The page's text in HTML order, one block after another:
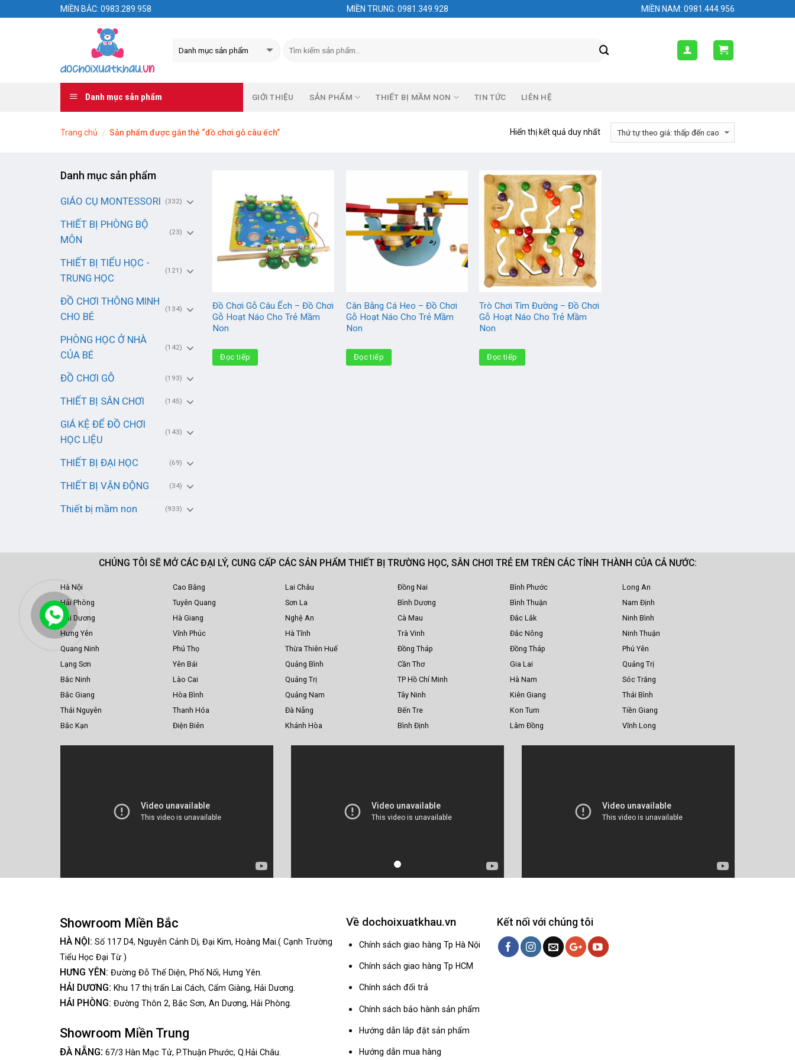
MIỀN BẮC: 0983.289.958 MIỀN TRUNG: 0981.349.928 MIỀN NAM: 0981.444.956
Danh mục sản phẩm GIỚI THIỆU SẢN PHẨM THIẾT BỊ MẦM NON TIN TỨC LIÊN HỆ
Trang chủ / Sản phẩm được gắn thẻ “đồ chơi gỗ câu ếch” Hiển thị kết quả duy nhất
Danh mục sản phẩm
GIÁO CỤ MONTESSORI (332)
THIẾT BỊ PHÒNG BỘ
MÔN
(23)
THIẾT BỊ TIỂU HỌC -
TRUNG HỌC
(121)
ĐỒ CHƠI THÔNG MINH
CHO BÉ
(134)
PHÒNG HỌC Ở NHÀ
CỦA BÉ
(142)
ĐỒ CHƠI GỖ (193)
THIẾT BỊ SÂN CHƠI (145)
GIÁ KỆ ĐỂ ĐỒ CHƠI
HỌC LIỆU
(143)
THIẾT BỊ ĐẠI HỌC (69)
THIẾT BỊ VẬN ĐỘNG (34)
Thiết bị mầm non (933)
Đồ Chơi Gỗ Câu Ếch – Đồ Chơi
Gỗ Hoạt Náo Cho Trẻ Mầm
Non
Đọc tiếp
Cân Bằng Cá Heo – Đồ Chơi
Gỗ Hoạt Náo Cho Trẻ Mầm
Non
Đọc tiếp
Trò Chơi Tìm Đường – Đồ Chơi
Gỗ Hoạt Náo Cho Trẻ Mầm
Non
Đọc tiếp
CHÚNG TÔI SẼ MỞ CÁC ĐẠI LÝ, CUNG CẤP CÁC SẢN PHẨM THIẾT BỊ TRƯỜNG HỌC, SÂN CHƠI TRẺ EM TRÊN CÁC TỈNH THÀNH CỦA CẢ NƯỚC:
Hà Nội
Hải Phòng
Hải Dương
Hưng Yên
Quang Ninh
Lạng Sơn
Bắc Ninh
Bắc Giang
Thái Nguyên
Bắc Kạn
Cao Bằng
Tuyên Quang
Hà Giang
Vĩnh Phúc
Phú Thọ
Yên Bái
Lào Cai
Hòa Bình
Thanh Hóa
Điện Biên
Lai Châu
Sơn La
Nghệ An
Hà Tĩnh
Thừa Thiên Huế
Quảng Bình
Quảng Trị
Quảng Nam
Đà Nẵng
Khánh Hòa
Đồng Nai
Bình Dương
Cà Mau
Trà Vinh
Đồng Tháp
Cần Thơ
TP Hồ Chí Minh
Tây Ninh
Bến Tre
Bình Định
Bình Phước
Bình Thuận
Đắc Lắk
Đắc Nông
Đồng Tháp
Gia Lai
Hà Nam
Kiên Giang
Kon Tum
Lâm Đồng
Long An
Nam Định
Ninh Bình
Ninh Thuận
Phú Yên
Quảng Trị
Sóc Trăng
Thái Bình
Tiền Giang
Vĩnh Long
Showroom Miền Bắc
HÀ NỘI: Số 117 D4, Nguyễn Cảnh Dị, Đại Kim, Hoàng Mai.( Cạnh Trường
Tiểu Học Đại Từ )
HƯNG YÊN: Đường Đỗ Thế Diện, Phố Nối, Hưng Yên.
HẢI DƯƠNG: Khu 17 thị trấn Lai Cách, Cẩm Giàng, Hải Dương.
HẢI PHÒNG: Đường Thôn 2, Bắc Sơn, An Dương, Hải Phòng.
Showroom Miền Trung
ĐÀ NẴNG: 67/3 Hàn Mạc Tử, P.Thuận Phước, Q.Hải Châu.
Về dochoixuatkhau.vn
Chính sách giao hàng Tp Hà Nội
Chính sách giao hàng Tp HCM
Chính sách đổi trả
Chính sách bảo hành sản phẩm
Hướng dẫn lắp đặt sản phẩm
Hướng dẫn mua hàng
Kết nối với chúng tôi